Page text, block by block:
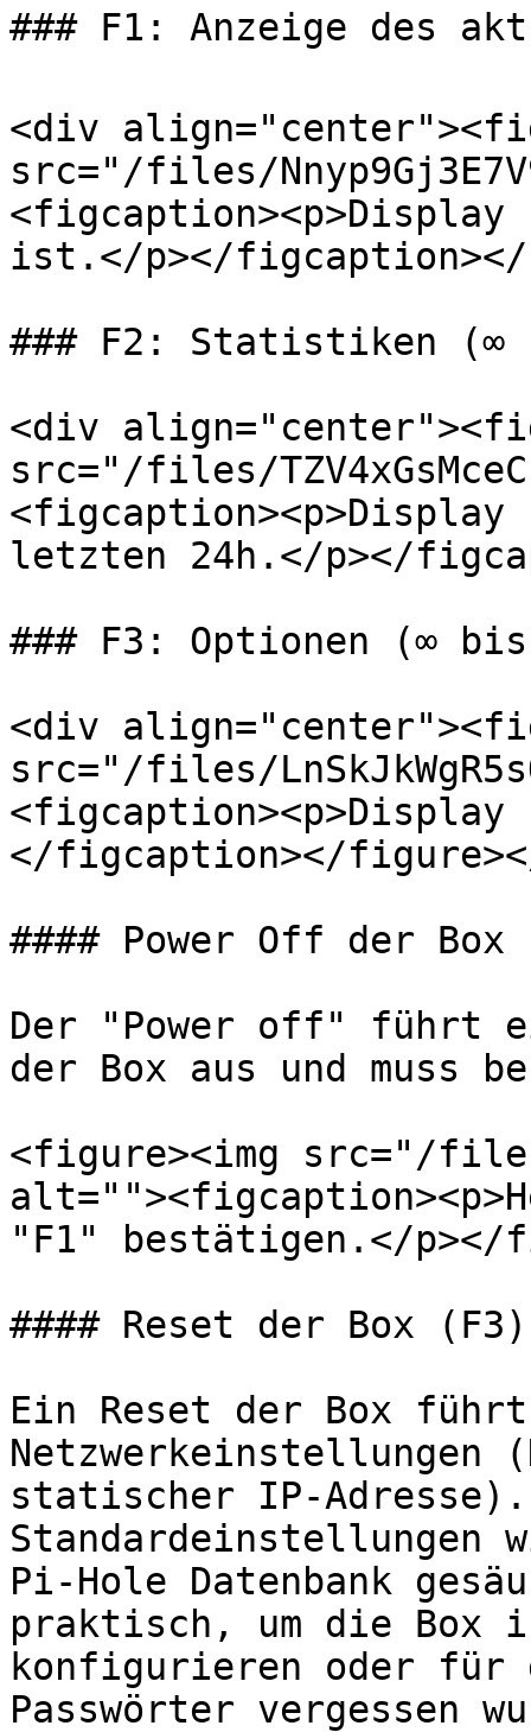
### F1: Anzeige des
<div
src="/files/
ist.</p></
### F2: Statistiken (∞
<div
src="/files/
letzten 24h.</p></
### F3: Optionen (∞
<div
src="/files/
</figcaption></
#### Power Off der Box
Der "Power off" führt
der Box aus und muss
<figure><img src="/
"F1" bestätigen.</
#### Reset der Box (F3)
Ein Reset der Box führt
Netzwerkeinstellungen
statischer IP-
Standardeinstellungen
Pi-Hole Datenbank
praktisch, um die Box
konfigurieren oder für
Passwörter vergessen